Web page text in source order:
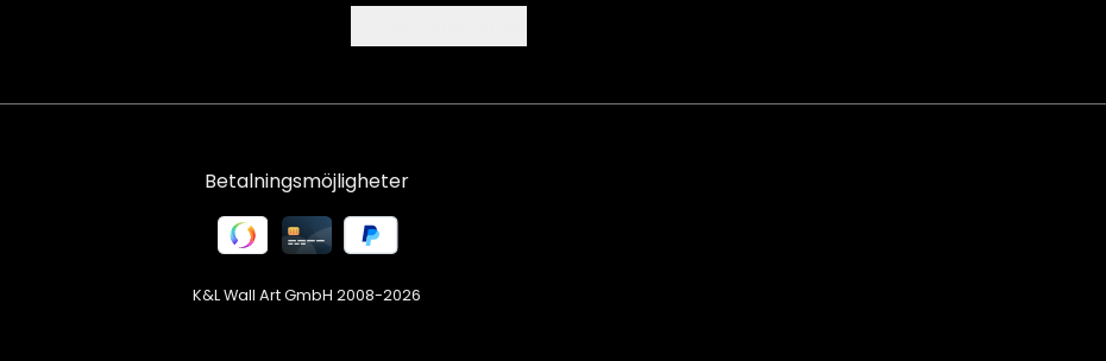
Betalningsmöjligheter
K&L Wall Art GmbH 2008-2026